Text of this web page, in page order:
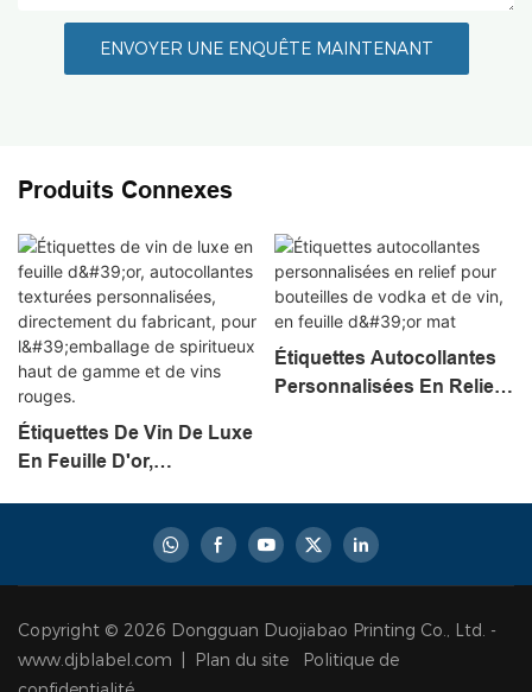
ENVOYER UNE ENQUÊTE MAINTENANT
Produits Connexes
Étiquettes De Vin De Luxe
En Feuille D'or,
Directement Du Fabricant,
Gamme Et De Vins
Rouges.
Étiquettes Autocollantes
Personnalisées En Relief
Copyright © 2026 Dongguan Duojiabao Printing Co., Ltd. -
www.djblabel.com |
Plan du site
Politique de